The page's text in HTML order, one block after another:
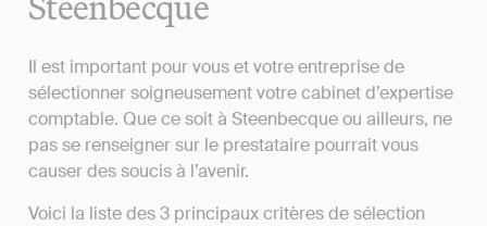
Il est important pour vous et votre entreprise de
sélectionner soigneusement votre cabinet d’expertise
comptable. Que ce soit à Steenbecque ou ailleurs, ne
pas se renseigner sur le prestataire pourrait vous
causer des soucis à l’avenir.
Voici la liste des 3 principaux critères de sélection